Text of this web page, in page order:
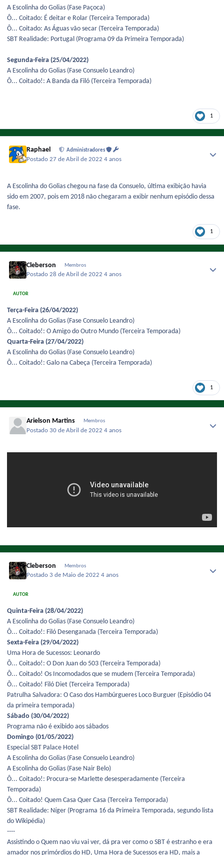
A Escolinha do Golias (Fase Paçoca)
Ô... Coitado: É deitar e Rolar (Terceira Temporada)
Ô... Coitado: As Águas vão secar (Terceira Temporada)
SBT Realidade: Portugal (Programa 09 da Primeira Temporada)
Segunda-Feira (25/04/2022)
A Escolinha do Golias (Fase Consuelo Leandro)
Ô... Coitado!: A Banda da Filó (Terceira Temporada)
1
Raphael Administradores
Postado27 de Abril de 20224 anos
A Escolinha do Golias chegou na fase da Consuelo, última exibição havia
sido em 2007, pois em 2018 não chegaram a exibir nenhum episódio dessa
fase.
1
Cleberson Membros
Postado28 de Abril de 20224 anos
AUTOR
Terça-Feira (26/04/2022)
A Escolinha do Golias (Fase Consuelo Leandro)
Ô... Coitado!: O Amigo do Outro Mundo (Terceira Temporada)
Quarta-Feira (27/04/2022)
A Escolinha do Golias (Fase Consuelo Leandro)
Ô... Coitado!: Galo na Cabeça (Terceira Temporada)
1
Arielson Martins Membros
Postado 30 de Abril de 20224 anos
Cleberson Membros
Postado 3 de Maio de 20224 anos
AUTOR
Quinta-Feira (28/04/2022)
A Escolinha do Golias (Fase Consuelo Leandro)
Ô... Coitado!: Filó Desenganada (Terceira Temporada)
Sexta-Feira (29/04/2022)
Uma Hora de Sucessos: Leonardo
Ô... Coitado!: O Don Juan do 503 (Terceira Temporada)
Ô... Coitado! Os Incomodados que se mudem (Terceira Temporada)
Ô... Coitado! Filó Diet (Terceira Temporada)
Patrulha Salvadora: O Caso dos Hambúrgueres Loco Burguer (Episódio 04
da primeira temporada)
Sábado (30/04/2022)
Programa não é exibido aos sábados
Domingo (01/05/2022)
Especial SBT Palace Hotel
A Escolinha do Golias (Fase Consuelo Leandro)
A Escolinha do Golias (Fase Nair Belo)
Ô... Coitado!: Procura-se Marlette desesperadamente (Terceira
Temporada)
Ô... Coitado! Quem Casa Quer Casa (Terceira Temporada)
SBT Realidade: Níger (Programa 16 da Primeira Temporada, segundo lista
do Wikipédia)
----
Assistindo o Quem nao viu vai ver, dá pra ver como o SBT é estranho e era
amador nos primórdios do HD, Uma Hora de Sucessos era HD, mais a